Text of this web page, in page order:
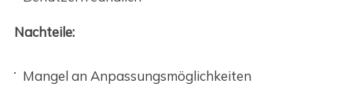
Nachteile:
Mangel an Anpassungsmöglichkeiten